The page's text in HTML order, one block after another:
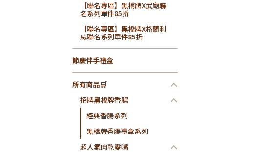
【聯名專區】黑橋牌X武廟聯
名系列單件85折
【聯名專區】黑橋牌X格蘭利
威聯名系列單件85折
節慶伴手禮盒
所有商品🛒
招牌黑橋牌香腸
經典香腸系列
黑橋牌香腸禮盒系列
超人氣肉乾零嘴